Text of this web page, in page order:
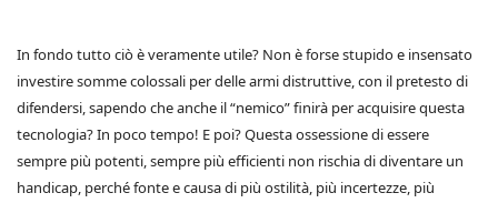
In fondo tutto ciò è veramente utile? Non è forse stupido e insensato
investire somme colossali per delle armi distruttive, con il pretesto di
difendersi, sapendo che anche il “nemico” finirà per acquisire questa
tecnologia? In poco tempo! E poi? Questa ossessione di essere
sempre più potenti, sempre più efficienti non rischia di diventare un
handicap, perché fonte e causa di più ostilità, più incertezze, più